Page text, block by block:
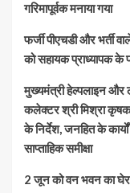
गरिमापूर्वक मनाया गया
फर्जी पीएचडी और भर्ती
को सहायक प्राध्यापक के
मुख्यमंत्री हेल्पलाइन और
कलेक्टर श्री मिश्रा
के निर्देश, जनहित के
साप्ताहिक समीक्षा
​2 जून को वन भवन का